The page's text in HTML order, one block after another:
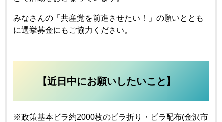
みなさんの「共産党を前進させたい！」の願いととも
に選挙募金にもご協力ください。
【近日中にお願いしたいこと】
※政策基本ビラ約2000枚のビラ折り・ビラ配布(金沢市